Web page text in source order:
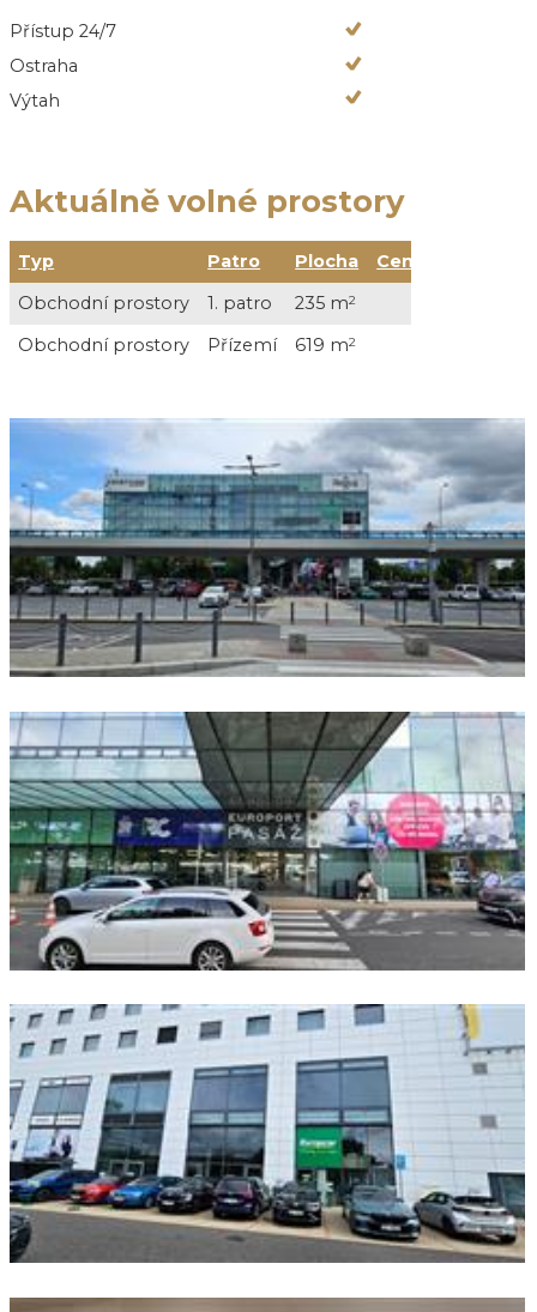
Přístup 24/7
Ostraha
Výtah
Aktuálně volné prostory
Typ Patro Plocha Cena
Obchodní prostory
1. patro 235 m2
Obchodní prostory
Přízemí 619 m2